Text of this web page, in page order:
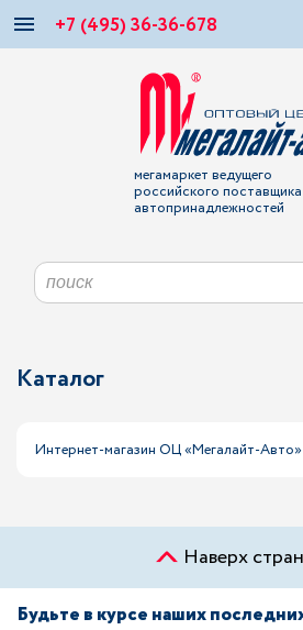
+7 (495) 36-36-678
мегамаркет ведущего
российского поставщика
автопринадлежностей
Каталог
Интернет-магазин ОЦ «Мегалайт-Авто»
Наверх
Будьте в курсе наших